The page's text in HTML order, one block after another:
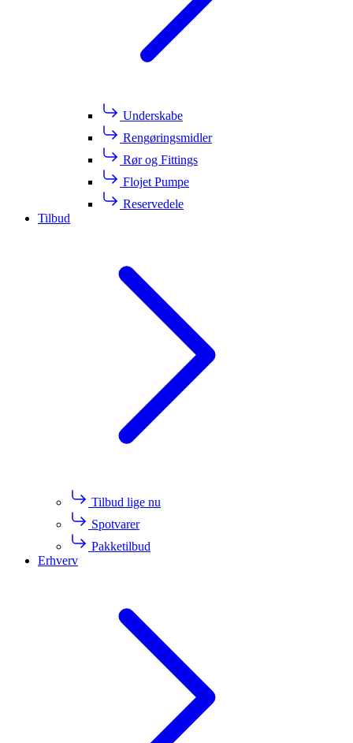
Underskabe
Rengøringsmidler
Rør og Fittings
Flojet Pumpe
Reservedele
Tilbud
Tilbud lige nu
Spotvarer
Pakketilbud
Erhverv